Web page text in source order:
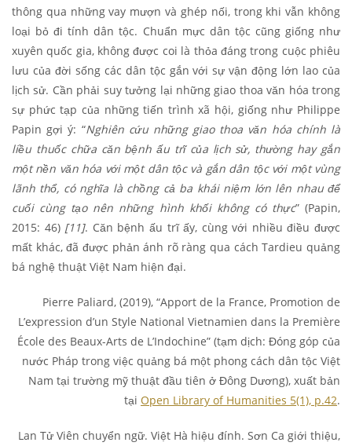
thông qua những vay mượn và ghép nối, trong khi vẫn không
loại bỏ đi tính dân tộc. Chuẩn mực dân tộc cũng giống như
xuyên quốc gia, không được coi là thỏa đáng trong cuộc phiêu
lưu của đời sống các dân tộc gắn với sự vận động lớn lao của
lịch sử. Cần phải suy tưởng lại những giao thoa văn hóa trong
sự phức tạp của những tiến trình xã hội, giống như Philippe
Papin gợi ý: “Nghiên cứu những giao thoa văn hóa chính là
liều thuốc chữa căn bệnh ấu trĩ của lịch sử, thường hay gắn
một nền văn hóa với một dân tộc và gắn dân tộc với một vùng
lãnh thổ, có nghĩa là chồng cả ba khái niệm lớn lên nhau để
cuối cùng tạo nên những hình khối không có thực” (Papin,
2015: 46) [11]. Căn bệnh ấu trĩ ấy, cùng với nhiều điều được
mất khác, đã được phản ánh rõ ràng qua cách Tardieu quảng
bá nghệ thuật Việt Nam hiện đại.
Pierre Paliard, (2019), “Apport de la France, Promotion de
L’expression d’un Style National Vietnamien dans la Première
École des Beaux-Arts de L’Indochine” (tạm dịch: Đóng góp của
nước Pháp trong việc quảng bá một phong cách dân tộc Việt
Nam tại trường mỹ thuật đầu tiên ở Đông Dương), xuất bản
tại Open Library of Humanities 5(1), p.42.
Lan Tử Viên chuyển ngữ. Việt Hà hiệu đính. Sơn Ca giới thiệu,